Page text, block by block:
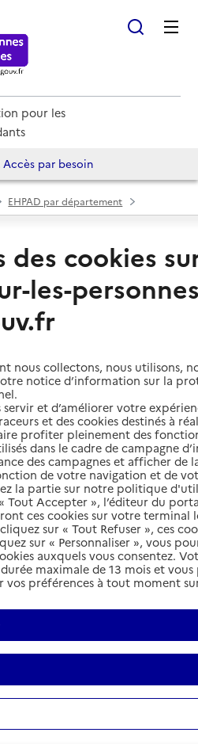
pour les
Accès par besoin
EHPAD par département
personnes âgées dépendantes
: liste des
d'hébergement
cette recherche aux favoris
Pélaudine
des cookies
les-
nous collectons, nous utilisons,
notice d’information sur la
et d’améliorer votre
et des cookies destinés à
profiter pleinement des
dans le cadre de campagne
des campagnes et afficher de
de votre navigation et de
la partie sur notre politique
Tout Accepter », l’éditeur du
ces cookies sur votre terminal
sur « Tout Refuser », ces
sur « Personnaliser », vous
auxquels vous consentez.
maximale de 13 mois et
préférences à tout moment